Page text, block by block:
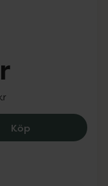
KöpThe INKEY List